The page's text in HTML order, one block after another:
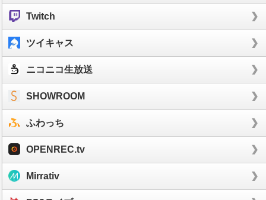
Twitch
ツイキャス
ニコニコ生放送
SHOWROOM
ふわっち
OPENREC.tv
Mirrativ